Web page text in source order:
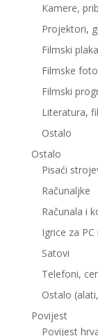
Kamere,
Projektori,
Filmski
Filmske
Filmski
Literatura,
Ostalo
Ostalo
Pisaći
Računaljke
Računala i
Igrice za
Satovi
Telefoni,
Ostalo
Povijest
Povijest